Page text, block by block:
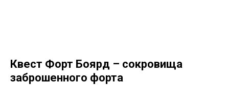
Квест Форт Боярд – сокровища
заброшенного форта